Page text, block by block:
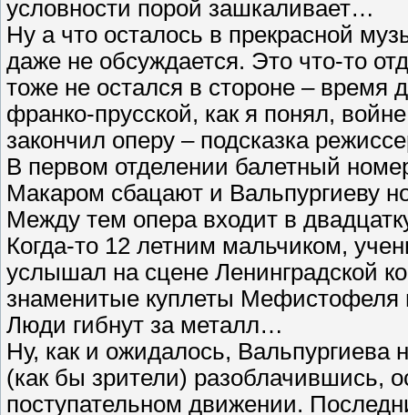
условности порой зашкаливает…
Ну а что осталось в прекрасной
даже не обсуждается. Это что-то
тоже не остался в стороне – время
франко-прусской, как я понял,
закончил оперу – подсказка
В первом отделении балетный
Макаром сбацают и Вальпургиеву
Между тем опера входит в
Когда-то 12 летним мальчиком,
услышал на сцене Ленинградской
знаменитые куплеты
Люди гибнут за металл…
Ну, как и ожидалось,
(как бы зрители) разоблачившись,
поступательном движении.